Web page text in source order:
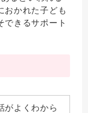
おかれた子ども
できるサポート
がよくわから